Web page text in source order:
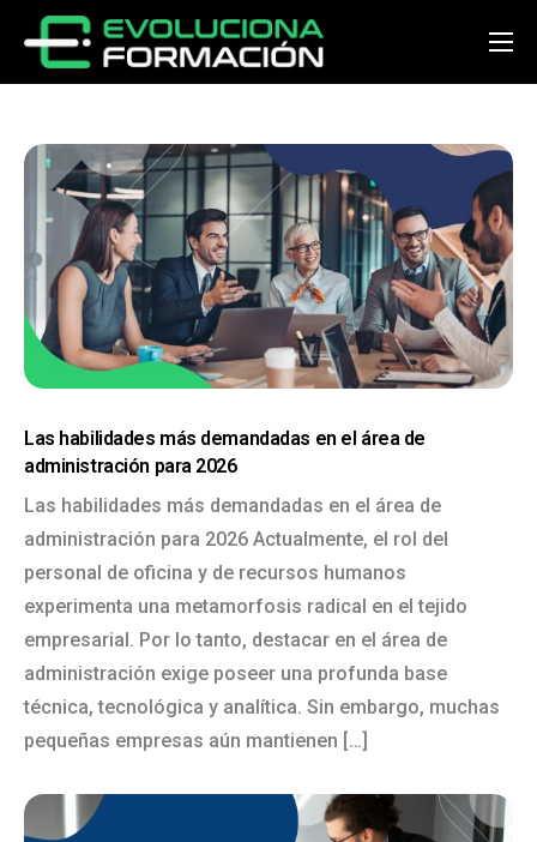
Inicio
Cursos
Preguntas y respuestas
Noticias
Contacto
Acceder
Las habilidades más demandadas en el área de
administración para 2026
Las habilidades más demandadas en el área de
administración para 2026 Actualmente, el rol del
personal de oficina y de recursos humanos
experimenta una metamorfosis radical en el tejido
empresarial. Por lo tanto, destacar en el área de
administración exige poseer una profunda base
técnica, tecnológica y analítica. Sin embargo, muchas
pequeñas empresas aún mantienen […]